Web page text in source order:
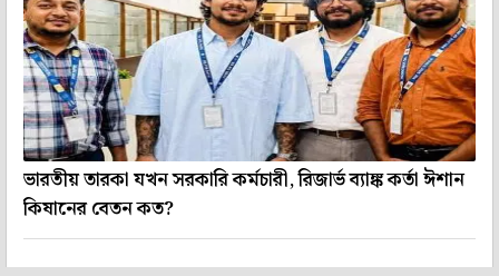
ভারতীয় তারকা যখন সরকারি কর্মচারী, রিজার্ভ ব্যাঙ্ক কর্তা ঈশান
কিষানের বেতন কত?